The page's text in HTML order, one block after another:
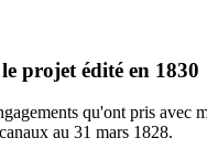
projet édité en 1830
qu'ont pris avec
au 31 mars 1828.